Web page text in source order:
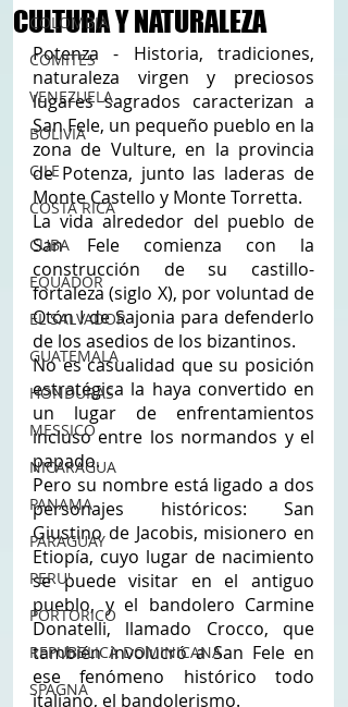
COLOMBIA
COMITES
VENEZUELA
BOLIVIA
CILE
COSTA RICA
CUBA
EQUADOR
EL SALVADOR
GUATEMALA
HONDURAS
MESSICO
NICARAGUA
PANAMA
PARAGUAY
PERU'
PORTORICO
REPUBBLICA DOMINICANA
SPAGNA
CULTURA Y NATURALEZA
Potenza - Historia, tradiciones,
naturaleza virgen y preciosos
lugares sagrados caracterizan a
San Fele, un pequeño pueblo en la
zona de Vulture, en la provincia
de Potenza, junto las laderas de
Monte Castello y Monte Torretta.
La vida alrededor del pueblo de
San Fele comienza con la
construcción de su castillo-
fortaleza (siglo X), por voluntad de
Otón I de Sajonia para defenderlo
de los asedios de los bizantinos.
No es casualidad que su posición
estratégica la haya convertido en
un lugar de enfrentamientos
incluso entre los normandos y el
papado.
Pero su nombre está ligado a dos
personajes históricos: San
Giustino de Jacobis, misionero en
Etiopía, cuyo lugar de nacimiento
se puede visitar en el antiguo
pueblo, y el bandolero Carmine
Donatelli, llamado Crocco, que
también involucró a San Fele en
ese fenómeno histórico todo
italiano, el bandolerismo.